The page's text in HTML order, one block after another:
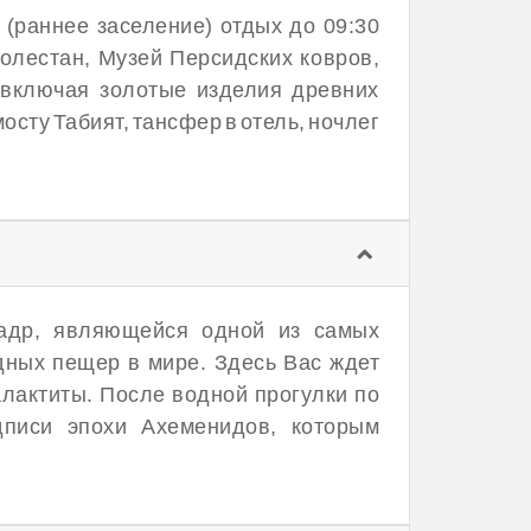
заселение) отдых до 09:30
Музей Персидских ковров,
золотые изделия древних
Табият, тансфер в отель, ночлег
являющейся одной из самых
пещер в мире. Здесь Вас ждет
После водной прогулки по
эпохи Ахеменидов, которым